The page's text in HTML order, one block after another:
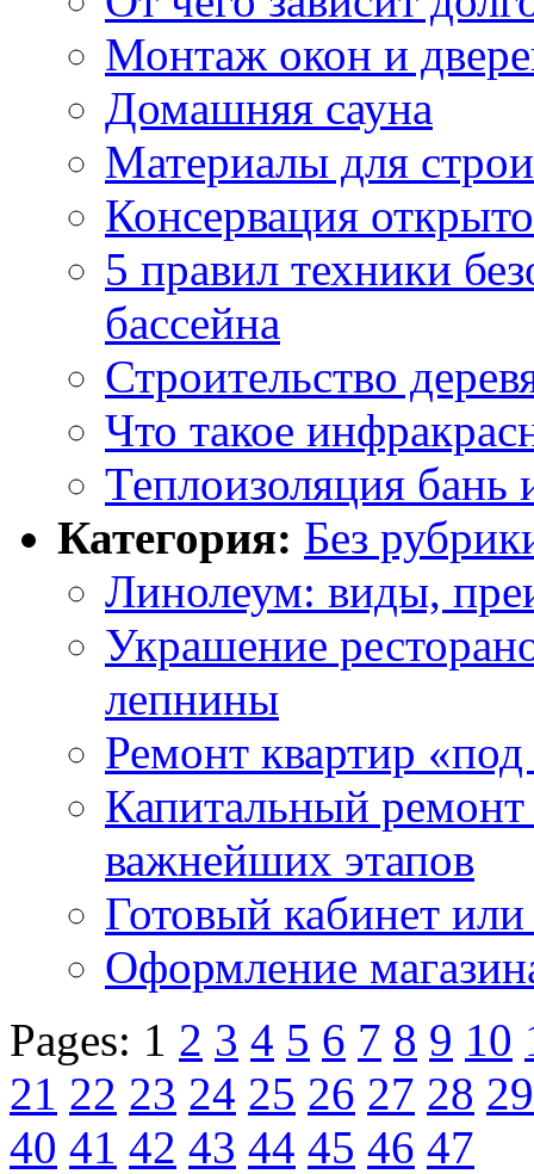
Монтаж окон и
Домашняя сауна
Материалы для
Консервация
5 правил техники
бассейна
Строительство
Что такое
Теплоизоляция бань
Категория: Без
Линолеум: виды,
Украшение
лепнины
Ремонт квартир
Капитальный
важнейших этапов
Готовый кабинет
Оформление
Pages: 1 2 3 4 5 6 7 8 9 10
21 22 23 24 25 26 27 28 29
40 41 42 43 44 45 46 47